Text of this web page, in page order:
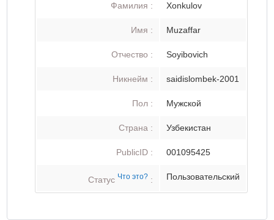
Фамилия : Xonkulov
Имя : Muzaffar
Отчество : Soyibovich
Никнейм : saidislombek-2001
Пол : Мужской
Страна : Узбекистан
PublicID : 001095425
Статус Что это? : Пользовательский